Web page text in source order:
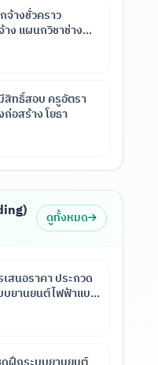
างชั่วคราว
ง แผนกวิชาช่าง
สิทธิ์สอบ ครูอัตรา
อสร้าง โยธา
ดูทั้งหมด
สนอราคา ประกวด
บยานยนต์ไฟฟ้าแบบ
6 สถานีแบบเชื่อม
า จำนวน 1 ชุด ด้วย